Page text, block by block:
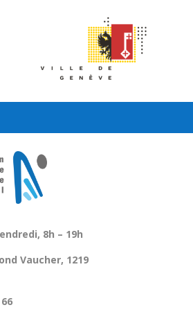
8h – 19h
Vaucher, 1219